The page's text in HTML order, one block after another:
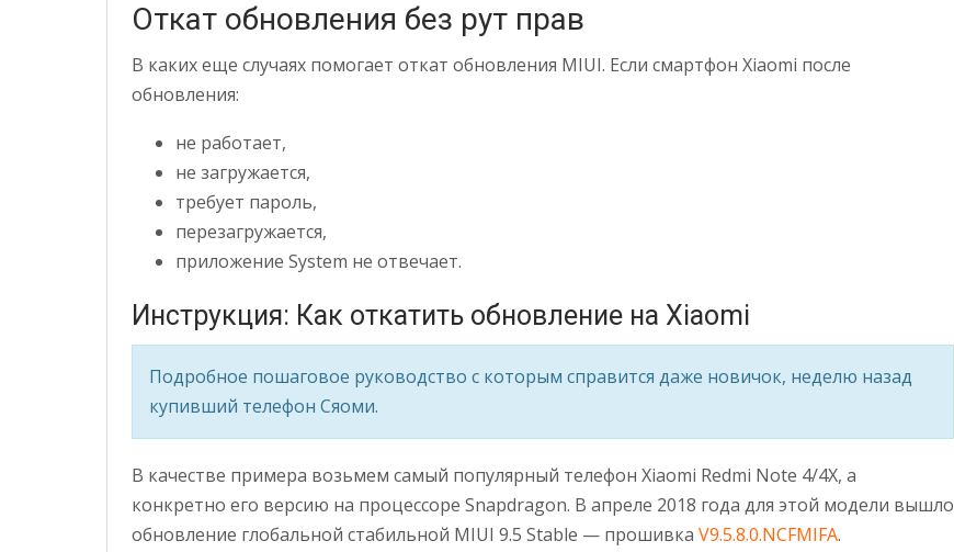
Откат обновления без рут прав
В каких еще случаях помогает откат обновления MIUI. Если смартфон Xiaomi после
обновления:
не работает,
не загружается,
требует пароль,
перезагружается,
приложение System не отвечает.
Инструкция: Как откатить обновление на Xiaomi
Подробное пошаговое руководство с которым справится даже новичок, неделю назад
купивший телефон Сяоми.
В качестве примера возьмем самый популярный телефон Xiaomi Redmi Note 4/4X, а
конкретно его версию на процессоре Snapdragon. В апреле 2018 года для этой модели вышло
обновление глобальной стабильной MIUI 9.5 Stable — прошивка V9.5.8.0.NCFMIFA.